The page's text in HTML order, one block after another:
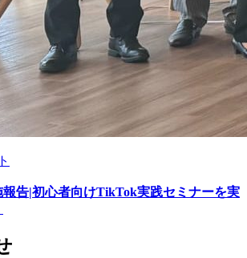
報告|初心者向けTikTok実践セミナーを実